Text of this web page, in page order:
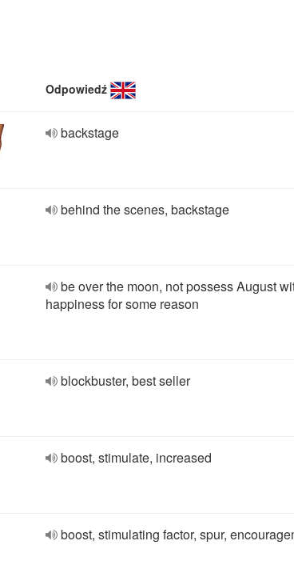
Odpowiedź
backstage
behind the scenes, backstage
be over the moon, not possess August
happiness for some reason
blockbuster, best seller
boost, stimulate, increased
boost, stimulating factor, spur,